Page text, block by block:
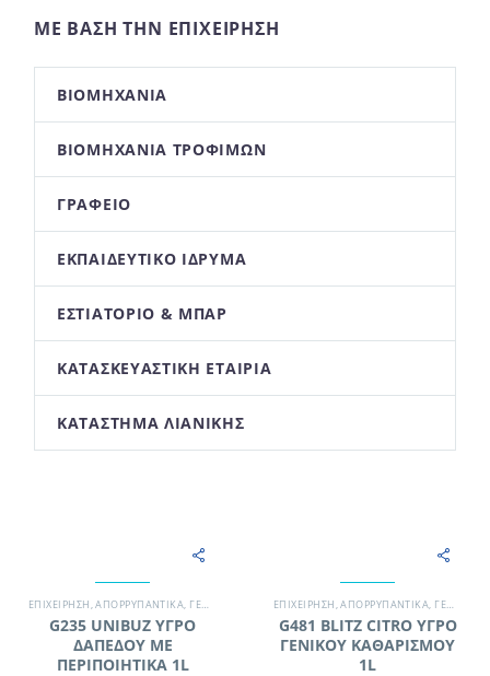
ΜΕ ΒΆΣΗ ΤΗΝ ΕΠΙΧΕΊΡΗΣΉ
ΒΙΟΜΗΧΑΝΊΑ
ΒΙΟΜΗΧΑΝΊΑ ΤΡΟΦΊΜΩΝ
ΓΡΑΦΕΊΟ
ΕΚΠΑΙΔΕΥΤΙΚΌ ΊΔΡΥΜΑ
ΕΣΤΙΑΤΌΡΙΟ & ΜΠΑΡ
ΚΑΤΑΣΚΕΥΑΣΤΙΚΉ ΕΤΑΙΡΊΑ
ΚΑΤΆΣΤΗΜΑ ΛΙΑΝΙΚΉΣ
EΠΙΧΕΊΡΗΣΗ,ΑΠΟΡΡΥΠΑΝΤΙΚΆ, ΓΕΝΙΚΉΣ ΧΡΉΣΗΣ / ΔΆΠΕΔΑ ,ΓΡΑΦΕΊΟ,ΚΑΤΑΣΚΕΥΑΣΤΙΚΉ
G235 UNIBUZ ΥΓΡΟ
ΔΑΠΕΔΟΥ ΜΕ
ΠΕΡΙΠΟΙΗΤΙΚΑ 1L
EΠΙΧΕΊΡΗΣΗ,ΑΠΟΡΡΥΠΑΝΤΙΚΆ, ΓΕΝΙΚΉΣ ΧΡΉΣΗΣ / ΔΆΠΕΔΑ
G481 BLITZ CITRO ΥΓΡΟ
ΓΕΝΙΚΟΥ ΚΑΘΑΡΙΣΜΟΥ
1L